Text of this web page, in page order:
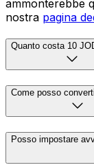
ammonterebbe
nostra pagina
Quanto costa 10
Come posso
Posso impostare